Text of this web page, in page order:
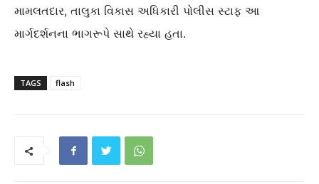
મામલતદાર, તાલુકા વિકાસ અધિકારી પોલીસ સ્ટાફ આ
માર્ગદર્શનના ભાગરૂપે સાથે રહ્યા હતા.
TAGS flash